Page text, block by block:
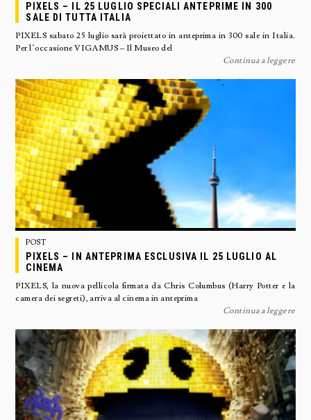
PIXELS – IL 25 LUGLIO SPECIALI ANTEPRIME IN 300
SALE DI TUTTA ITALIA
PIXELS sabato 25 luglio sarà proiettato in anteprima in 300 sale in Italia.
Per l’occasione VIGAMUS – Il Museo del
Continua a leggere
POST
PIXELS – IN ANTEPRIMA ESCLUSIVA IL 25 LUGLIO AL
CINEMA
PIXELS, la nuova pellicola firmata da Chris Columbus (Harry Potter e la
camera dei segreti), arriva al cinema in anteprima
Continua a leggere